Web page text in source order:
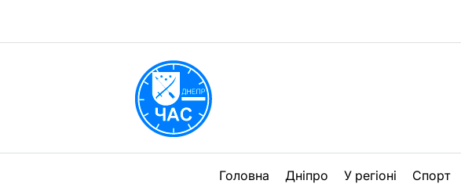
вмісту
Головна Дніпро У регіоні Спорт